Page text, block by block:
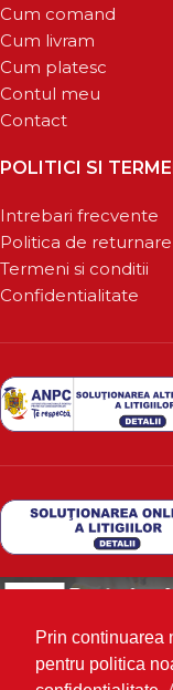
Prin continuarea
pentru politica
Cum comand
Cum livram
Cum platesc
Contul meu
Contact
POLITICI SI
Intrebari frecvente
Politica de returnare
Termeni si conditii
Confidentialitate